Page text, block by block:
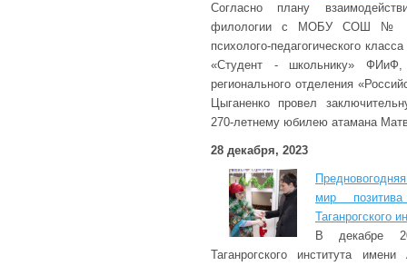
Согласно плану
филологии с МОБУ СОШ №
психолого-педагогического
«Студент - школьнику» ФИиФ,
регионального отделения
Цыганенко провел
270-летнему юбилею атамана
28 декабря, 2023
мир
Таганрогского
В декабре
Таганрогского института